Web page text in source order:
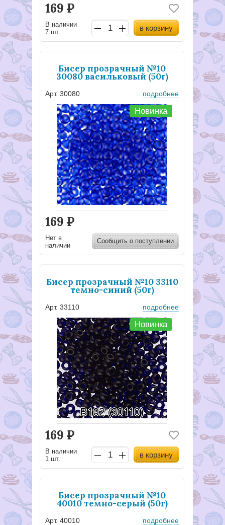
169 Р
В наличии
7 шт.
в корзину
Бисер прозрачный №10
30080 васильковый (50г)
Арт. 30080 подробнее
Новинка
169 Р
Нет в
наличии
Сообщить о поступлении
Бисер прозрачный №10 33110
темно-синий (50г)
Арт. 33110 подробнее
Новинка
169 Р
В наличии
1 шт.
в корзину
Бисер прозрачный №10
40010 темно-серый (50г)
Арт. 40010 подробнее